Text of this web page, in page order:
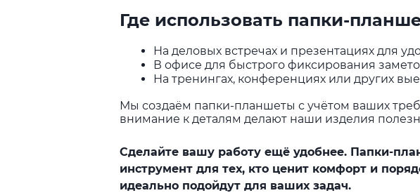
Где использовать папки-
На деловых встречах и презентациях для
В офисе для быстрого фиксирования
На тренингах, конференциях или других
Мы создаём папки-планшеты с учётом ваших
внимание к деталям делают наши изделия
Сделайте вашу работу ещё удобнее. Папки-
инструмент для тех, кто ценит комфорт и
идеально подойдут для ваших задач.